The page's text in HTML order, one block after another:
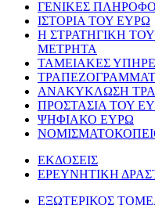
ΓΕΝΙΚΕΣ
ΙΣΤΟΡΙΑ ΤΟΥ ΕΥΡΩ
Η ΣΤΡΑΤΗΓΙΚΗ
ΜΕΤΡΗΤΑ
ΤΑΜΕΙΑΚΕΣ
ΑΝΑΚΥΚΛΩΣΗ
ΠΡΟΣΤΑΣΙΑ ΤΟΥ
ΨΗΦΙΑΚΟ ΕΥΡΩ
ΕΚΔΟΣΕΙΣ
ΕΡΕΥΝΗΤΙΚΗ
ΕΞΩΤΕΡΙΚΟΣ